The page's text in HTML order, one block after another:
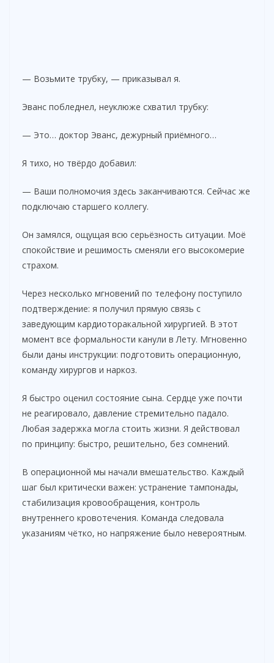
— Возьмите трубку, — приказывал я.
Эванс побледнел, неуклюже схватил трубку:
— Это… доктор Эванс, дежурный приёмного…
Я тихо, но твёрдо добавил:
— Ваши полномочия здесь заканчиваются. Сейчас же
подключаю старшего коллегу.
Он замялся, ощущая всю серьёзность ситуации. Моё
спокойствие и решимость сменяли его высокомерие
страхом.
Через несколько мгновений по телефону поступило
подтверждение: я получил прямую связь с
заведующим кардиоторакальной хирургией. В этот
момент все формальности канули в Лету. Мгновенно
были даны инструкции: подготовить операционную,
команду хирургов и наркоз.
Я быстро оценил состояние сына. Сердце уже почти
не реагировало, давление стремительно падало.
Любая задержка могла стоить жизни. Я действовал
по принципу: быстро, решительно, без сомнений.
В операционной мы начали вмешательство. Каждый
шаг был критически важен: устранение тампонады,
стабилизация кровообращения, контроль
внутреннего кровотечения. Команда следовала
указаниям чётко, но напряжение было невероятным.